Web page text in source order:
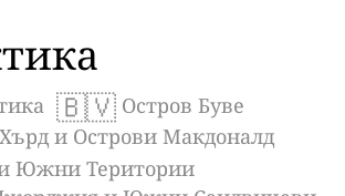
🇧🇻 Остров Буве
и Острови Макдоналд
Южни Територии